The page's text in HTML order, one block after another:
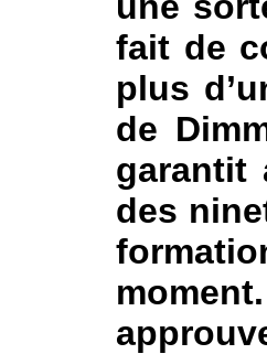
fait de
plus
de
garantit
des